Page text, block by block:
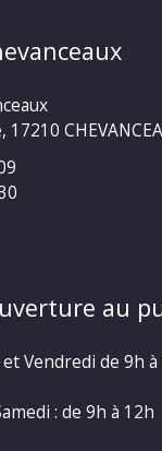
au
Vendredi de 9h
: de 9h à 12h